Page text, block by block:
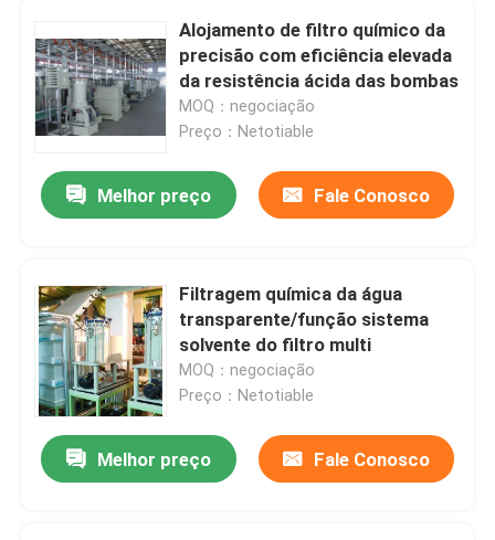
Alojamento de filtro químico da
precisão com eficiência elevada
da resistência ácida das bombas
MOQ：negociação
Preço：Netotiable
Melhor preço Fale Conosco
Filtragem química da água
transparente/função sistema
solvente do filtro multi
MOQ：negociação
Preço：Netotiable
Melhor preço Fale Conosco